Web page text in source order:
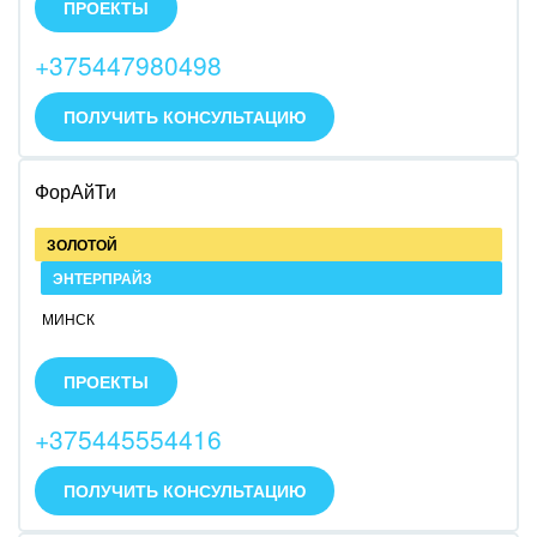
документооборота и контроль задач.
ПРОЕКТЫ
+375447980498
ПОЛУЧИТЬ КОНСУЛЬТАЦИЮ
ФорАйТи
ЗОЛОТОЙ
ЭНТЕРПРАЙЗ
МИНСК
Автоматизируем бизнес-процессы клиентов.
ПРОЕКТЫ
+375445554416
ПОЛУЧИТЬ КОНСУЛЬТАЦИЮ